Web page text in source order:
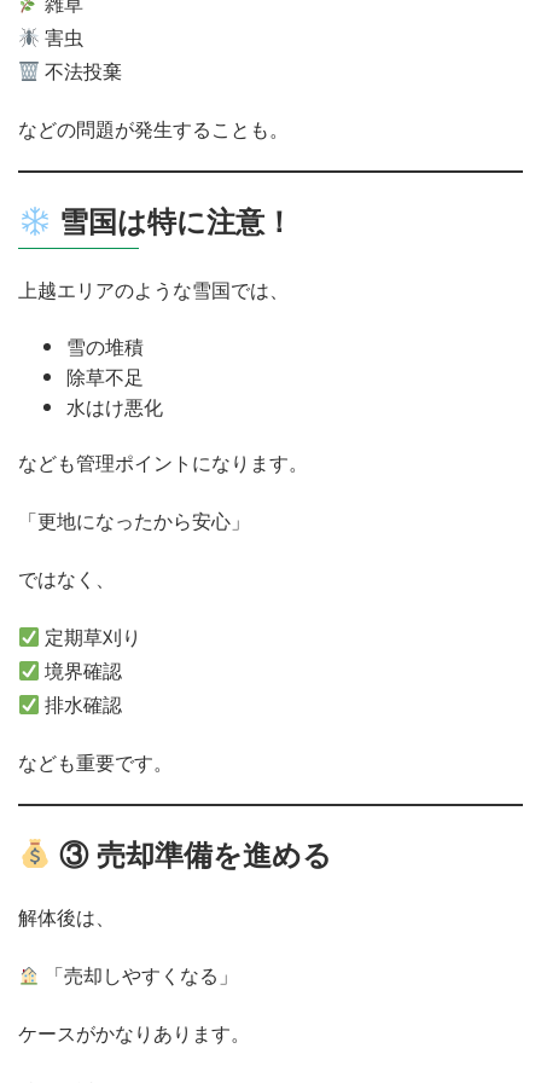
害虫
不法投棄
などの問題が発生することも。
雪国は特に注意！
上越エリアのような雪国では、
雪の堆積
除草不足
水はけ悪化
なども管理ポイントになります。
「更地になったから安心」
ではなく、
定期草刈り
境界確認
排水確認
なども重要です。
③ 売却準備を進める
解体後は、
「売却しやすくなる」
ケースがかなりあります。